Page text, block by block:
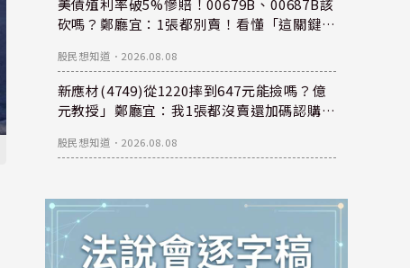
美債殖利率破5%慘賠！00679B、00687B該
砍嗎？鄭廳宜：1張都別賣！看懂「這關鍵」
股民想知道 ． 2026.08.08
新應材(4749)從1220摔到647元能撿嗎？億
元教授」鄭廳宜：我1張都沒賣還加碼認購？
股民想知道 ． 2026.08.08